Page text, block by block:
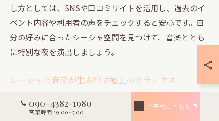
し方としては、SNSや口コミサイトを活用し、過去のイ
ベント内容や利用者の声をチェックすると安心です。自
分の好みに合ったシーシャ空間を見つけて、音楽ととも
に特別な夜を演出しましょう。
シーシャと音楽が生み出す極上のリラックス
シーシャと音楽の組み合わせは、極上のリラックスタイ
ムを生み出します。その理由は、シーシャの香りと音楽
090-4382-1980
営業時間 19:00~5:00
ご予約はこちら